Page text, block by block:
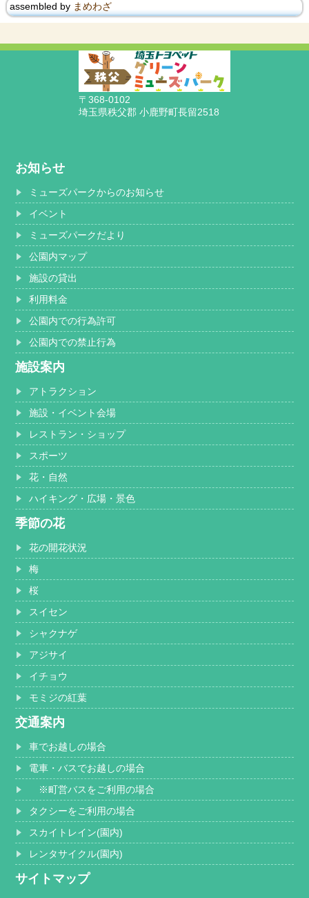
assembled by まめわざ
〒368-0102
埼玉県秩父郡 小鹿野町長留2518
お知らせ
ミューズパークからのお知らせ
イベント
ミューズパークだより
公園内マップ
施設の貸出
利用料金
公園内での行為許可
公園内での禁止行為
施設案内
アトラクション
施設・イベント会場
レストラン・ショップ
スポーツ
花・自然
ハイキング・広場・景色
季節の花
花の開花状況
梅
桜
スイセン
シャクナゲ
アジサイ
イチョウ
モミジの紅葉
交通案内
車でお越しの場合
電車・バスでお越しの場合
※町営バスをご利用の場合
タクシーをご利用の場合
スカイトレイン(園内)
レンタサイクル(園内)
サイトマップ